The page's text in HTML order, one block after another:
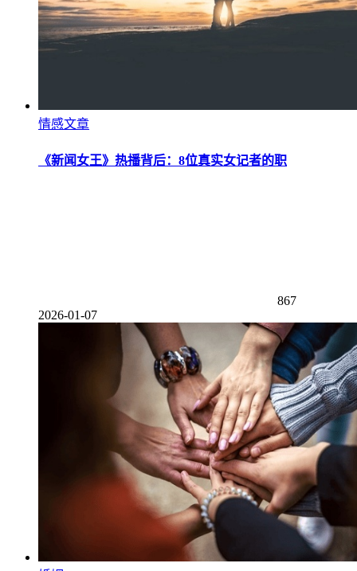
情感文章
《新闻女王》热播背后：8位真实女记者的职
867
2026-01-07